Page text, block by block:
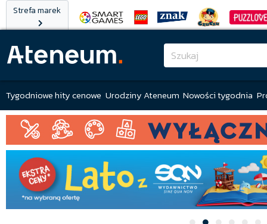
Strefa marek
Tygodniowe hity cenowe Urodziny Ateneum Nowości tygodnia